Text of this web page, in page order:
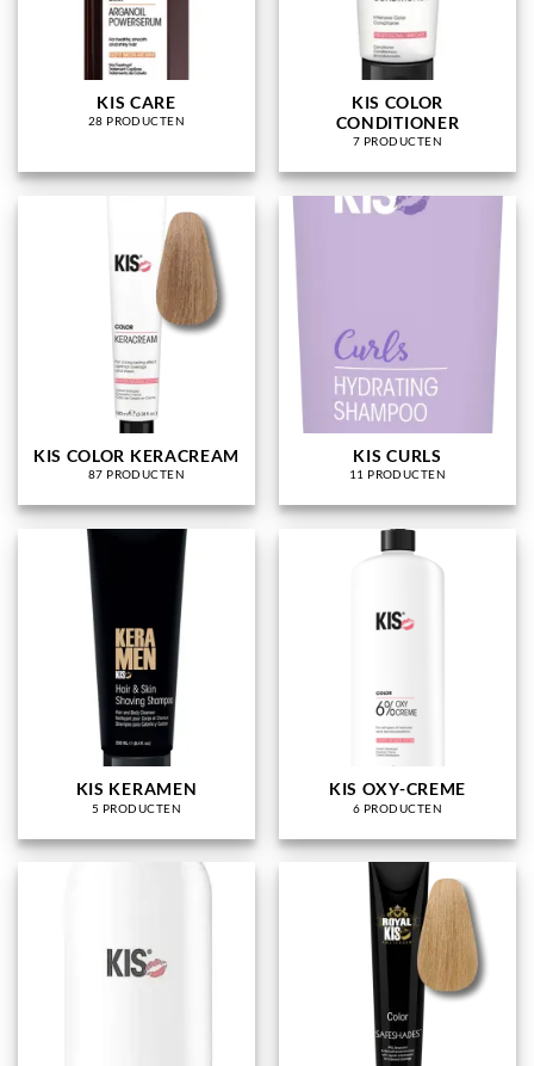
KIS CARE
28 PRODUCTEN
KIS COLOR
CONDITIONER
7 PRODUCTEN
KIS COLOR KERACREAM
87 PRODUCTEN
KIS CURLS
11 PRODUCTEN
KIS KERAMEN
5 PRODUCTEN
KIS OXY-CREME
6 PRODUCTEN